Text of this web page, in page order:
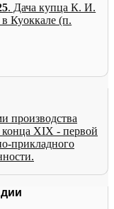
. Дача купца К. И.
Куоккале (п.
производства
XIX - первой
прикладного